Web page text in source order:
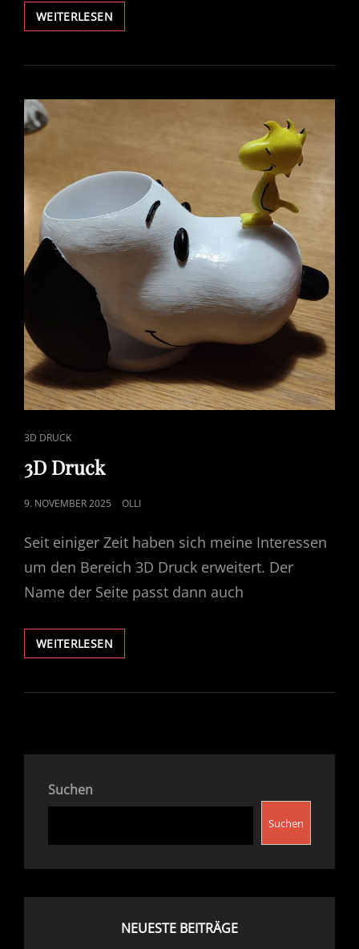
WEITERLESENGLASKUGEL
WINTERGESTÖBER
CAT
LINKS
3D DRUCK
3D Druck
POSTED
9. NOVEMBER 2025 OLLI
Seit einiger Zeit haben sich meine Interessen
um den Bereich 3D Druck erweitert. Der
Name der Seite passt dann auch
WEITERLESEN3D
DRUCK
Suchen
Suchen
NEUESTE BEITRÄGE